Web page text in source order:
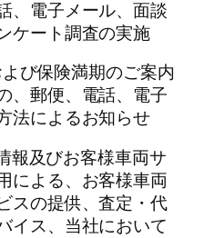
、電子メール、面談
ケート調査の実施
び保険満期のご案内
、郵便、電話、電子
法によるお知らせ
報及びお客様車両サ
による、お客様車両
スの提供、査定・代
イス、当社において